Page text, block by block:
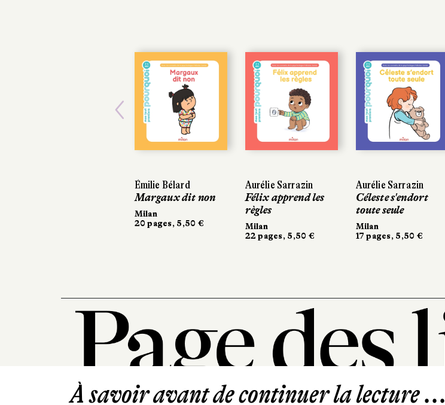
Émilie Bélard
Margaux dit non
Milan
20 pages, 5,50 €
Aurélie Sarrazin
Félix apprend les
règles
Milan
22 pages, 5,50 €
Aurélie Sarrazin
Céleste s'endort
toute seule
Milan
17 pages, 5,50 €
Previous
À savoir avant de continuer la lecture ...